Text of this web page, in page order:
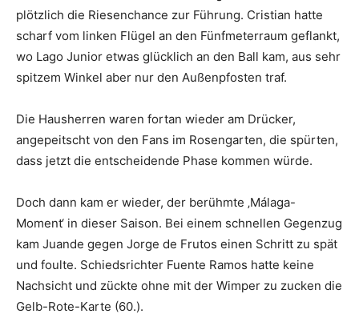
plötzlich die Riesenchance zur Führung. Cristian hatte
scharf vom linken Flügel an den Fünfmeterraum geflankt,
wo Lago Junior etwas glücklich an den Ball kam, aus sehr
spitzem Winkel aber nur den Außenpfosten traf.
Die Hausherren waren fortan wieder am Drücker,
angepeitscht von den Fans im Rosengarten, die spürten,
dass jetzt die entscheidende Phase kommen würde.
Doch dann kam er wieder, der berühmte ‚Málaga-
Moment‘ in dieser Saison. Bei einem schnellen Gegenzug
kam Juande gegen Jorge de Frutos einen Schritt zu spät
und foulte. Schiedsrichter Fuente Ramos hatte keine
Nachsicht und zückte ohne mit der Wimper zu zucken die
Gelb-Rote-Karte (60.).